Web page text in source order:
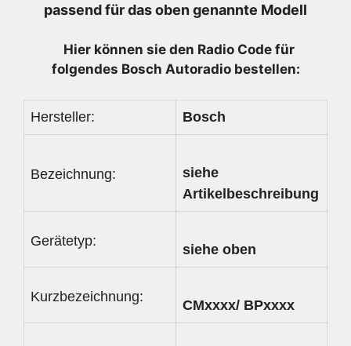
Menge
passend für das oben genannte Modell
Hier können sie den Radio Code für
folgendes Bosch Autoradio bestellen:
Hersteller: Bosch
Bezeichnung:
siehe
Artikelbeschreibung
Gerätetyp:
siehe oben
Kurzbezeichnung:
CMxxxx/ BPxxxx